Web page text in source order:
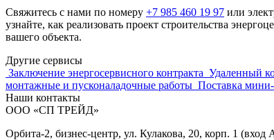
Свяжитесь с нами по номеру +7 985 460 19 97 или
узнайте, как реализовать проект строительства
вашего объекта.
Другие сервисы
Заключение энергосервисного контракта Удаленный
монтажные и пусконаладочные работы Поставка
Наши контакты
ООО «СП ТРЕЙД»
Орбита-2, бизнес-центр, ул. Кулакова, 20, корп. 1 (вход